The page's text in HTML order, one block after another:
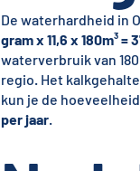
De waterhardheid in
gram x 11,6 x 180m³ =
waterverbruik van
regio. Het
kun je de
per jaar.